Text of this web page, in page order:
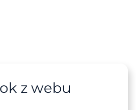
z webu